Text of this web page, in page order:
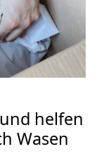
helfen
Wasen